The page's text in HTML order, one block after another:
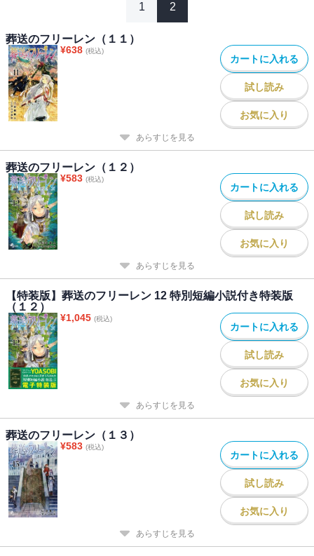
1 2
葬送のフリーレン（１１）
¥638 (税込)
カートに入れる
試し読み
お気に入り
あらすじを見る
葬送のフリーレン（１２）
¥583 (税込)
カートに入れる
試し読み
お気に入り
あらすじを見る
【特装版】葬送のフリーレン 12 特別短編小説付き特装版
（１２）
¥1,045 (税込)
カートに入れる
試し読み
お気に入り
あらすじを見る
葬送のフリーレン（１３）
¥583 (税込)
カートに入れる
試し読み
お気に入り
あらすじを見る